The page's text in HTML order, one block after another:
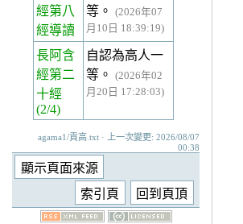
經第八
經導讀
等。
(2026年07
月10日 18:39:19)
長阿含
經第二
十經
(2/4)
自認為高人一
等。
(2026年02
月20日 17:28:03)
agama1/貢高.txt · 上一次變更: 2026/08/07
00:38